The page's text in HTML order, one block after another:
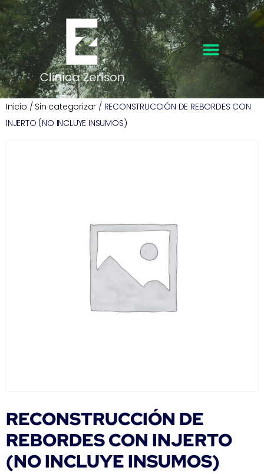
Inicio / Sin categorizar / RECONSTRUCCIÓN DE REBORDES CON
INJERTO (NO INCLUYE INSUMOS)
RECONSTRUCCIÓN DE
REBORDES CON INJERTO
(NO INCLUYE INSUMOS)